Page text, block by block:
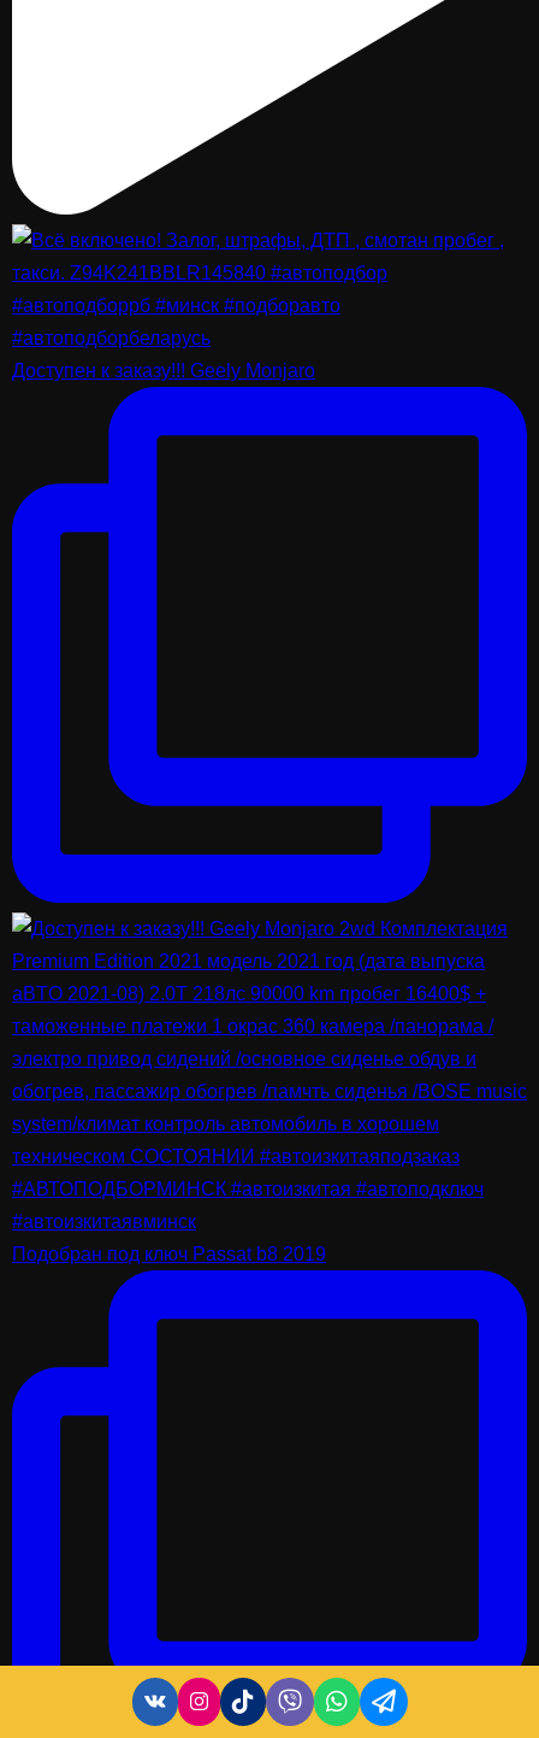
Доступен к заказу!!! Geely Monjaro
Подобран под ключ Passat b8 2019